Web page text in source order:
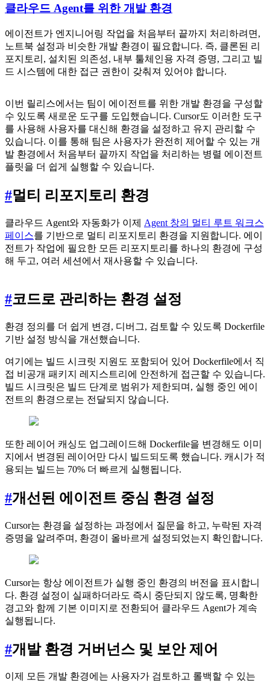
클라우드 Agent를 위한 개발 환경
에이전트가 엔지니어링 작업을 처음부터 끝까지 처리하려면,
노트북 설정과 비슷한 개발 환경이 필요합니다. 즉, 클론된 리
포지토리, 설치된 의존성, 내부 툴체인용 자격 증명, 그리고 빌
드 시스템에 대한 접근 권한이 갖춰져 있어야 합니다.
이번 릴리스에서는 팀이 에이전트를 위한 개발 환경을 구성할
수 있도록 새로운 도구를 도입했습니다. Cursor도 이러한 도구
를 사용해 사용자를 대신해 환경을 설정하고 유지 관리할 수
있습니다. 이를 통해 팀은 사용자가 완전히 제어할 수 있는 개
발 환경에서 처음부터 끝까지 작업을 처리하는 병렬 에이전트
플릿을 더 쉽게 실행할 수 있습니다.
#멀티 리포지토리 환경
클라우드 Agent와 자동화가 이제 Agent 창의 멀티 루트 워크스
페이스를 기반으로 멀티 리포지토리 환경을 지원합니다. 에이
전트가 작업에 필요한 모든 리포지토리를 하나의 환경에 구성
해 두고, 여러 세션에서 재사용할 수 있습니다.
#코드로 관리하는 환경 설정
환경 정의를 더 쉽게 변경, 디버그, 검토할 수 있도록 Dockerfile
기반 설정 방식을 개선했습니다.
여기에는 빌드 시크릿 지원도 포함되어 있어 Dockerfile에서 직
접 비공개 패키지 레지스트리에 안전하게 접근할 수 있습니다.
빌드 시크릿은 빌드 단계로 범위가 제한되며, 실행 중인 에이
전트의 환경으로는 전달되지 않습니다.
또한 레이어 캐싱도 업그레이드해 Dockerfile을 변경해도 이미
지에서 변경된 레이어만 다시 빌드되도록 했습니다. 캐시가 적
용되는 빌드는 70% 더 빠르게 실행됩니다.
#개선된 에이전트 중심 환경 설정
Cursor는 환경을 설정하는 과정에서 질문을 하고, 누락된 자격
증명을 알려주며, 환경이 올바르게 설정되었는지 확인합니다.
Cursor는 항상 에이전트가 실행 중인 환경의 버전을 표시합니
다. 환경 설정이 실패하더라도 즉시 중단되지 않도록, 명확한
경고와 함께 기본 이미지로 전환되어 클라우드 Agent가 계속
실행됩니다.
#개발 환경 거버넌스 및 보안 제어
이제 모든 개발 환경에는 사용자가 검토하고 롤백할 수 있는